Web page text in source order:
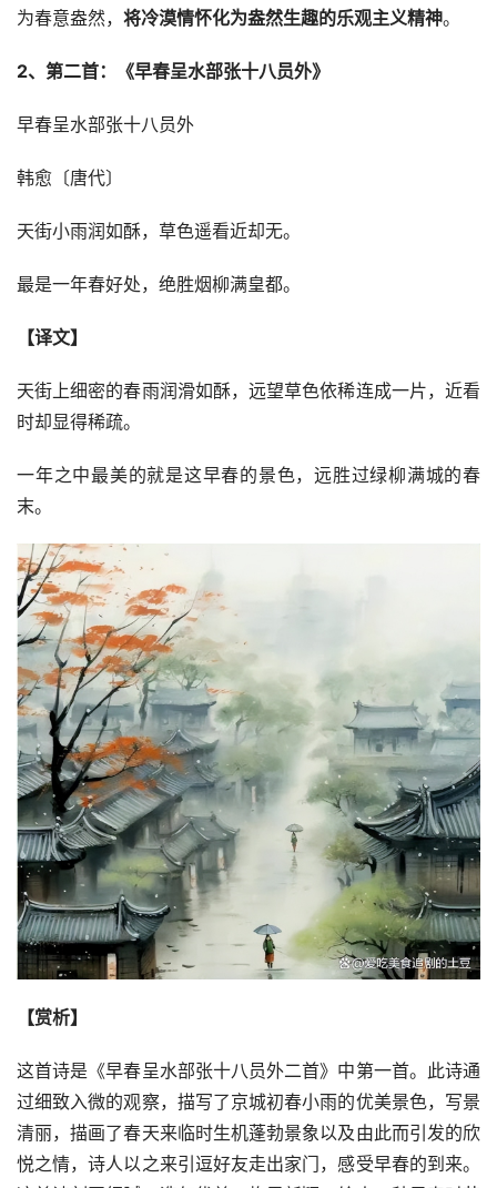
为春意盎然， 将冷漠情怀化为盎然生趣的乐观主义精神。
2、第二首：《早春呈水部张十八员外》
早春呈水部张十八员外
韩愈〔唐代〕
天街小雨润如酥，草色遥看近却无。
最是一年春好处，绝胜烟柳满皇都。
【译文】
天街上细密的春雨润滑如酥，远望草色依稀连成一片，近看
时却显得稀疏。
一年之中最美的就是这早春的景色，远胜过绿柳满城的春
末。
【赏析】
这首诗是《早春呈水部张十八员外二首》中第一首。此诗通
过细致入微的观察，描写了京城初春小雨的优美景色，写景
清丽，描画了春天来临时生机蓬勃景象以及由此而引发的欣
悦之情，诗人以之来引逗好友走出家门，感受早春的到来。